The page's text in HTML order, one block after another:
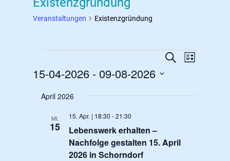
Veranstaltungen Existenzgründung
Suche
Ansichten,
Suche
Liste
15-04-2026 - 09-08-2026
wählen.
April 2026
MI.
15
Lebenswerk erhalten –
Nachfolge gestalten 15. April
2026 in Schorndorf
15. Apr. | 18:30 -21:30